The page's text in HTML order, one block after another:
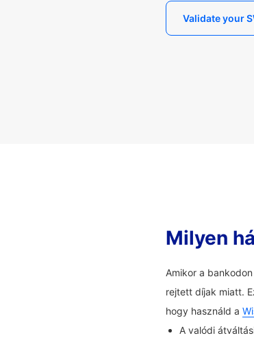
Validate your
Milyen
Amikor a
rejtett díjak miatt.
hogy használd a
A valódi